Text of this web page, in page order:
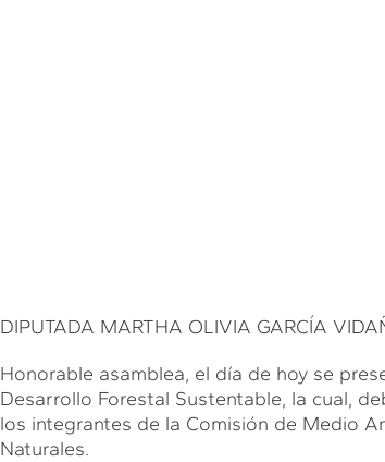
DIPUTADA MARTHA OLIVIA GARCÍA
Honorable asamblea, el día de hoy se
Desarrollo Forestal Sustentable, la cual,
los integrantes de la Comisión de Medio
Naturales.